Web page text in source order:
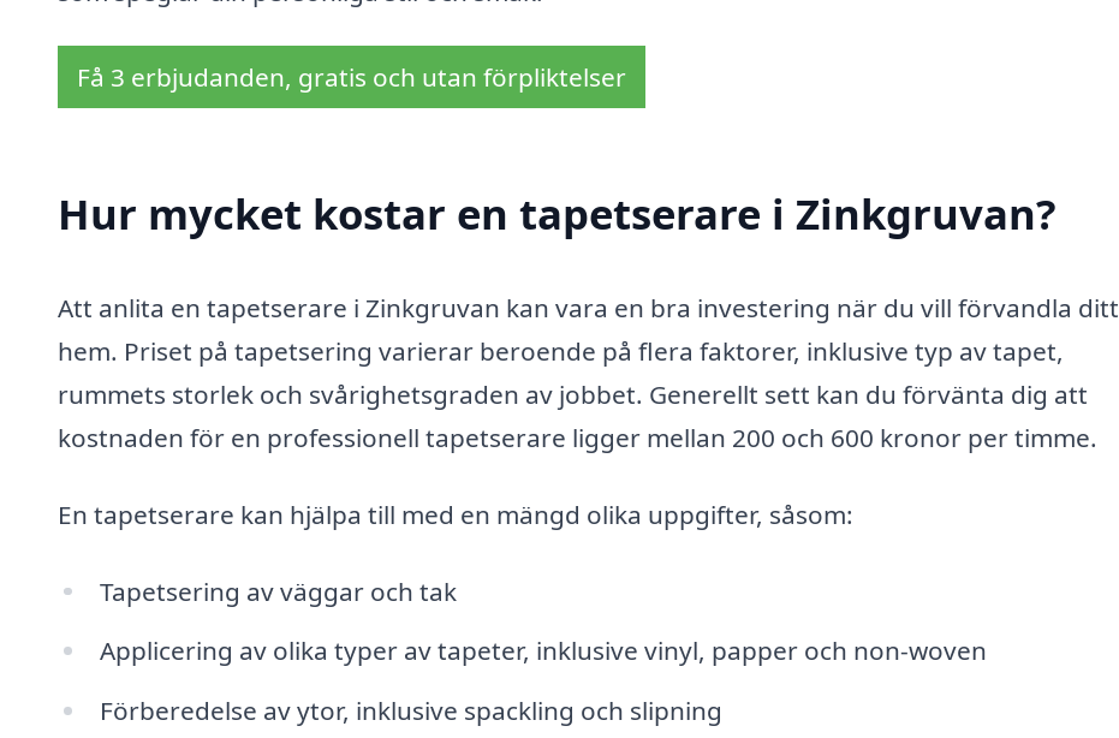
Få 3 erbjudanden, gratis och utan förpliktelser
Hur mycket kostar en tapetserare i Zinkgruvan?
Att anlita en tapetserare i Zinkgruvan kan vara en bra investering när du vill förvandla ditt
hem. Priset på tapetsering varierar beroende på flera faktorer, inklusive typ av tapet,
rummets storlek och svårighetsgraden av jobbet. Generellt sett kan du förvänta dig att
kostnaden för en professionell tapetserare ligger mellan 200 och 600 kronor per timme.
En tapetserare kan hjälpa till med en mängd olika uppgifter, såsom:
Tapetsering av väggar och tak
Applicering av olika typer av tapeter, inklusive vinyl, papper och non-woven
Förberedelse av ytor, inklusive spackling och slipning